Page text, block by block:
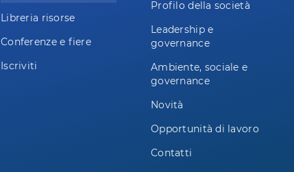
Libreria risorse
Conferenze e fiere
Iscriviti
Profilo della società
Leadership e
governance
Ambiente, sociale e
governance
Novità
Opportunità di lavoro
Contatti